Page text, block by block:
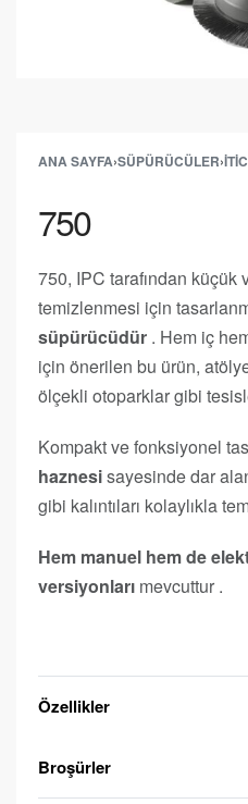
ANA SAYFA›SÜPÜRÜCÜLER›
750
750, IPC tarafından küçük
temizlenmesi için
süpürücüdür . Hem iç
için önerilen bu ürün,
ölçekli otoparklar gibi
Kompakt ve fonksiyonel
haznesisayesinde dar
gibi kalıntıları kolaylıkla
Hem manuel hem de
versiyonları mevcuttur .
Özellikler
Broşürler